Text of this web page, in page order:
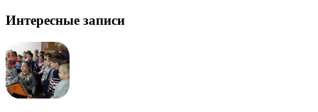
Интересные записи